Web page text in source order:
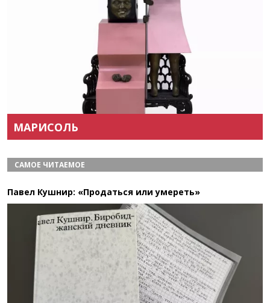
МАРИСОЛЬ
САМОЕ ЧИТАЕМОЕ
Павел Кушнир: «Продаться или умереть»